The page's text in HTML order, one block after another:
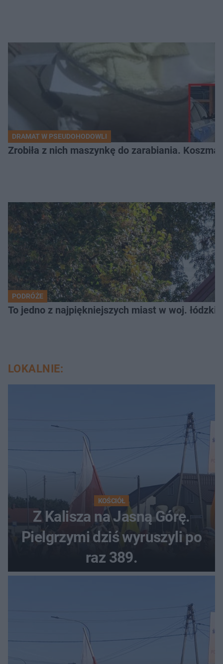
DRAMAT W PSEUDOHODOWLI
Zrobiła z nich maszynkę do zarabiania.
PODRÓŻE
To jedno z najpiękniejszych miast w woj.
LOKALNIE:
KOŚCIÓŁ
Z Kalisza na Jasną Górę.
Pielgrzymi dziś wyruszyli po
raz 389.